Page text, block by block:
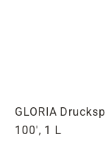
GLORIA
100', 1 L